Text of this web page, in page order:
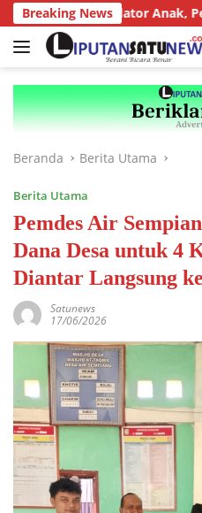
Langsung
ke
konten
Breaking News
Predator Anak, Pelaku
Beranda Berita Utama
Berita Utama
Pemdes Air
Dana Desa untuk 4
Diantar Langsung
Satunews
17/06/2026